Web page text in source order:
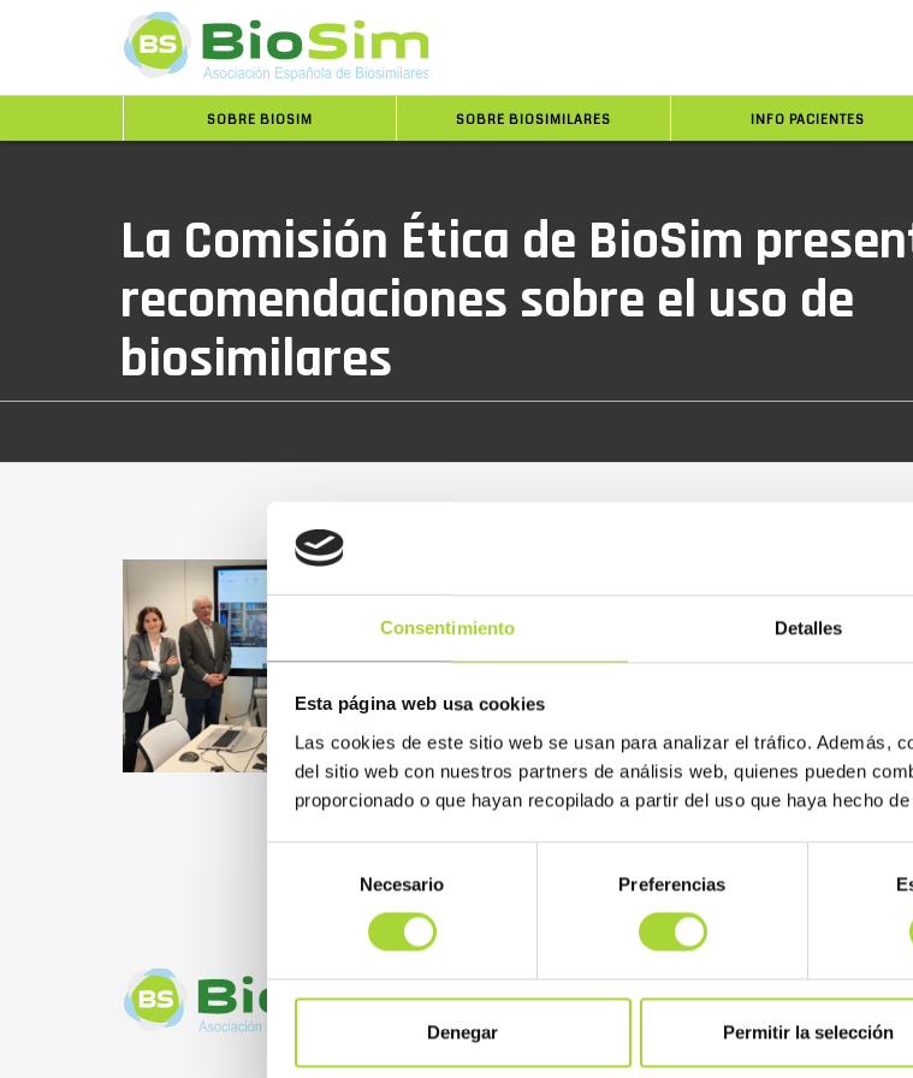
Consentimiento Detalles
Esta página web usa cookies
Las cookies de este sitio web se usan para analizar el tráfico. Además,
del sitio web con nuestros partners de análisis web, quienes pueden
proporcionado o que hayan recopilado a partir del uso que haya hecho
consentimiento
Necesario Preferencias
Denegar Permitir la selección
SOBRE BIOSIM SOBRE BIOSIMILARES INFO PACIENTES
La Comisión Ética de BioSim
recomendaciones sobre el uso de
biosimilares